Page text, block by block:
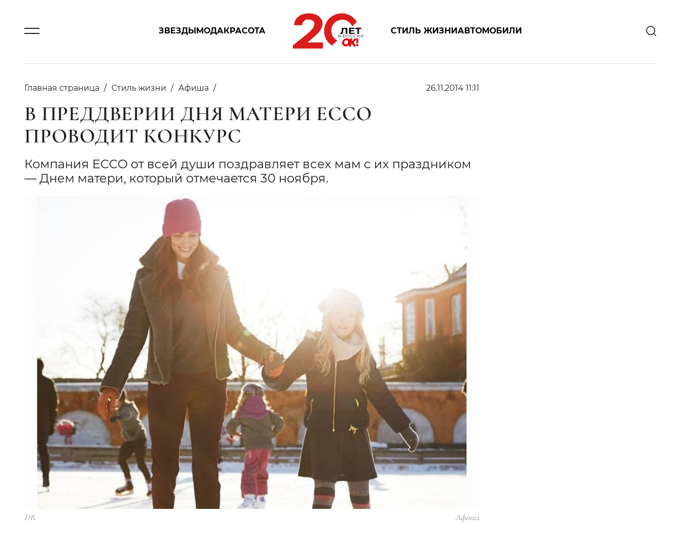
ЗВЕЗДЫМОДАКРАСОТА СТИЛЬ ЖИЗНИАВТОМОБИЛИ
Главная страница Стиль жизни Афиша 26.11.2014 11:11
В ПРЕДДВЕРИИ ДНЯ МАТЕРИ ECCO
ПРОВОДИТ КОНКУРС
Компания ECCO от всей души поздравляет всех мам с их праздником
— Днем матери, который отмечается 30 ноября.
DR Афиша